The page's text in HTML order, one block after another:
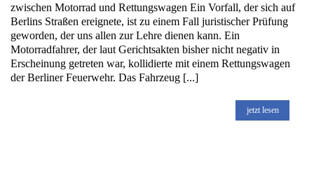
zwischen Motorrad und Rettungswagen Ein Vorfall, der sich auf
Berlins Straßen ereignete, ist zu einem Fall juristischer Prüfung
geworden, der uns allen zur Lehre dienen kann. Ein
Motorradfahrer, der laut Gerichtsakten bisher nicht negativ in
Erscheinung getreten war, kollidierte mit einem Rettungswagen
der Berliner Feuerwehr. Das Fahrzeug [...]
jetzt lesen